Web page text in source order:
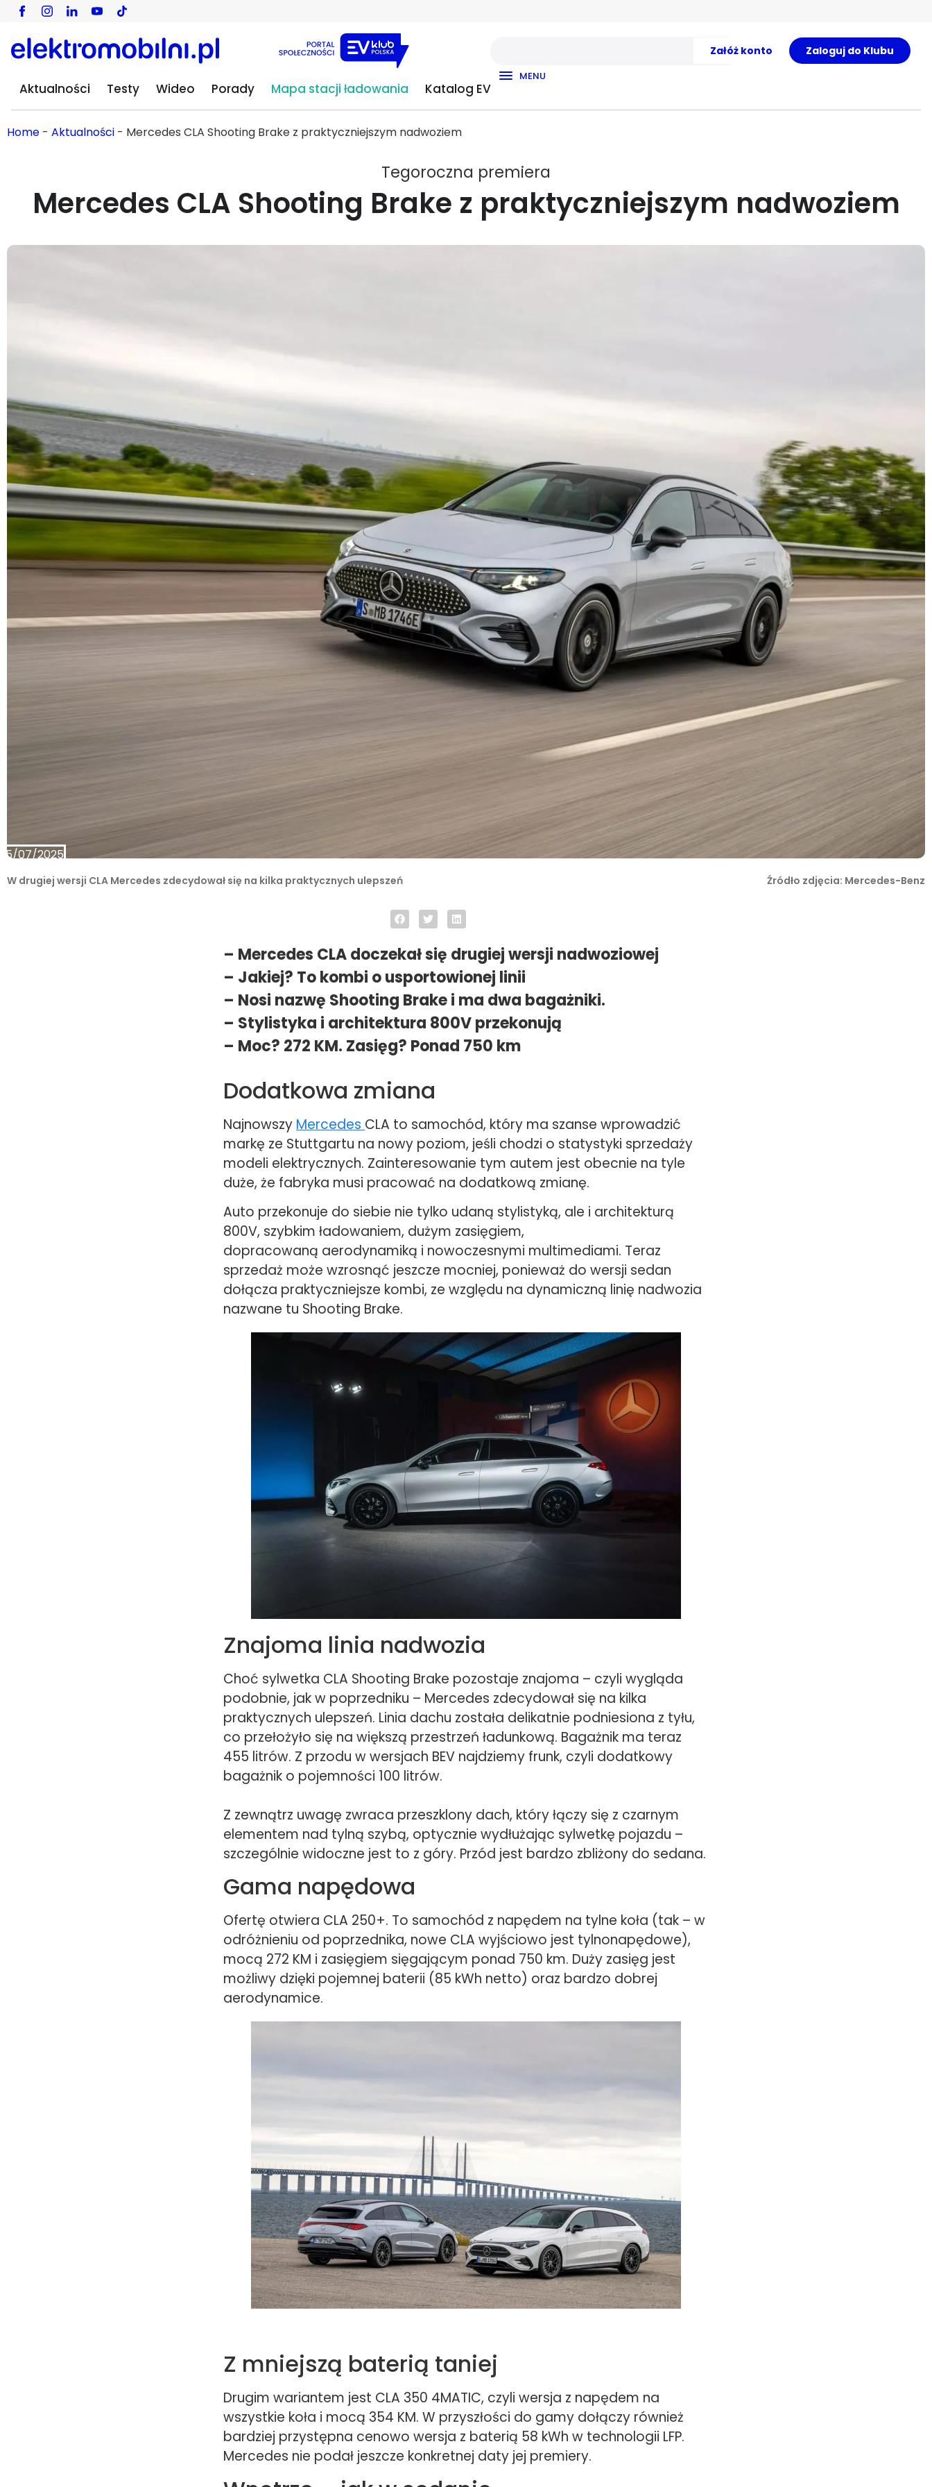
Załóż konto Zaloguj do Klubu
Aktualności Testy Wideo Porady Mapa stacji ładowania Katalog EV
MENU
Home - Aktualności - Mercedes CLA Shooting Brake z praktyczniejszym nadwoziem
Tegoroczna premiera
Mercedes CLA Shooting Brake z praktyczniejszym nadwoziem
15/07/2025
W drugiej wersji CLA Mercedes zdecydował się na kilka praktycznych ulepszeń Źródło zdjęcia: Mercedes-Benz
– Mercedes CLA doczekał się drugiej wersji nadwoziowej
– Jakiej? To kombi o usportowionej linii
– Nosi nazwę Shooting Brake i ma dwa bagażniki.
– Stylistyka i architektura 800V przekonują
– Moc? 272 KM. Zasięg? Ponad 750 km
Dodatkowa zmiana
Najnowszy Mercedes CLA to samochód, który ma szanse wprowadzić
markę ze Stuttgartu na nowy poziom, jeśli chodzi o statystyki sprzedaży
modeli elektrycznych. Zainteresowanie tym autem jest obecnie na tyle
duże, że fabryka musi pracować na dodatkową zmianę.
Auto przekonuje do siebie nie tylko udaną stylistyką, ale i architekturą
800V, szybkim ładowaniem, dużym zasięgiem,
dopracowaną aerodynamiką i nowoczesnymi multimediami. Teraz
sprzedaż może wzrosnąć jeszcze mocniej, ponieważ do wersji sedan
dołącza praktyczniejsze kombi, ze względu na dynamiczną linię nadwozia
nazwane tu Shooting Brake.
Znajoma linia nadwozia
Choć sylwetka CLA Shooting Brake pozostaje znajoma – czyli wygląda
podobnie, jak w poprzedniku – Mercedes zdecydował się na kilka
praktycznych ulepszeń. Linia dachu została delikatnie podniesiona z tyłu,
co przełożyło się na większą przestrzeń ładunkową. Bagażnik ma teraz
455 litrów. Z przodu w wersjach BEV najdziemy frunk, czyli dodatkowy
bagażnik o pojemności 100 litrów.
Z zewnątrz uwagę zwraca przeszklony dach, który łączy się z czarnym
elementem nad tylną szybą, optycznie wydłużając sylwetkę pojazdu –
szczególnie widoczne jest to z góry. Przód jest bardzo zbliżony do sedana.
Gama napędowa
Ofertę otwiera CLA 250+. To samochód z napędem na tylne koła (tak – w
odróżnieniu od poprzednika, nowe CLA wyjściowo jest tylnonapędowe),
mocą 272 KM i zasięgiem sięgającym ponad 750 km. Duży zasięg jest
możliwy dzięki pojemnej baterii (85 kWh netto) oraz bardzo dobrej
aerodynamice.
Z mniejszą baterią taniej
Drugim wariantem jest CLA 350 4MATIC, czyli wersja z napędem na
wszystkie koła i mocą 354 KM. W przyszłości do gamy dołączy również
bardziej przystępna cenowo wersja z baterią 58 kWh w technologii LFP.
Mercedes nie podał jeszcze konkretnej daty jej premiery.